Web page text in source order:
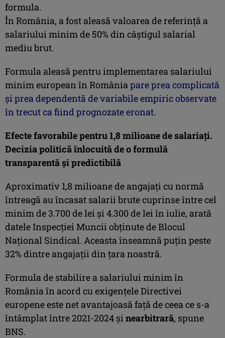
formula.
În România, a fost aleasă valoarea de referință a
salariului minim de 50% din câștigul salarial
mediu brut.
Formula aleasă pentru implementarea salariului
minim european în Româniapare prea complicată
și prea dependentă de variabile empiric observate
în trecut ca fiind prognozate eronat.
Efecte favorabile pentru 1,8 milioane de salariaţi.
Decizia politică înlocuită de o formulă
transparentă şi predictibilă
Aproximativ 1,8 milioane de angajaţi cu normă
întreagă au încasat salarii brute cuprinse între cel
minim de 3.700 de lei şi 4.300 de lei în iulie, arată
datele Inspecţiei Muncii obţinute de Blocul
Naţional Sindical. Aceasta înseamnă puţin peste
32% dintre angajaţii din ţara noastră.
Formula de stabilire a salariului minim în
România în acord cu exigenţele Directivei
europene este net avantajoasă față de ceea ce s-a
întâmplat între 2021-2024 șinearbitrară, spune
BNS.